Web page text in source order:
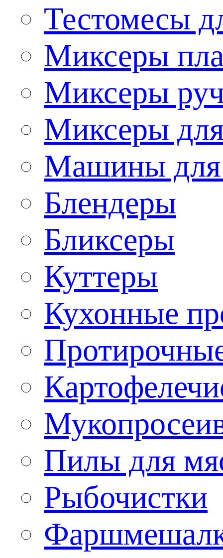
Тестомесы
Миксеры
Миксеры
Миксеры
Машины для
Блендеры
Бликсеры
Куттеры
Кухонные
Пилы для
Рыбочистки